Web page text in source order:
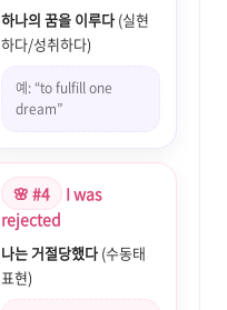
하나의 꿈을 이루다 (실현
하다/성취하다)
예: “to fulfill one
dream”
🌸 #4
I was
rejected
나는 거절당했다 (수동태
표현)